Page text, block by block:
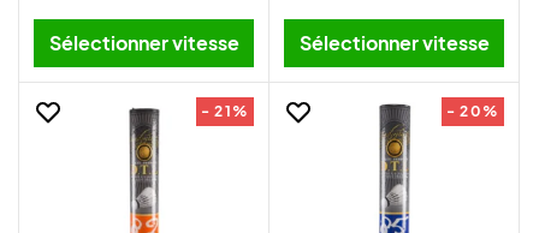
Sélectionner vitesse Sélectionner vitesse
- 21% - 20%